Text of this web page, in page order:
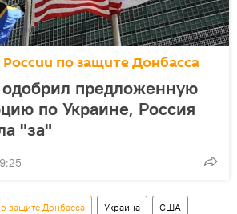
по защите Донбасса
предложенную
по Украине, Россия
"за"
защите Донбасса Украина США